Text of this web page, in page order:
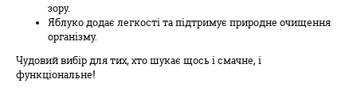
зору.
Яблуко додає легкості та підтримує природне очищення
організму.
Чудовий вибір для тих, хто шукає щось і смачне, і
функціональне!